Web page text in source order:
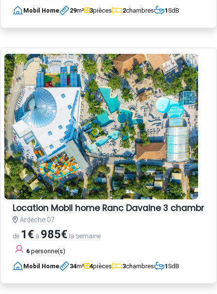
Mobil Home 29m² 3pièces 2chambres 1SdB
Location Mobil home Ranc Davaine 3 chambres
Ardèche 07
de 1€ à 985€ la semaine
6 personne(s)
Mobil Home 34m² 4pièces 3chambres 1SdB